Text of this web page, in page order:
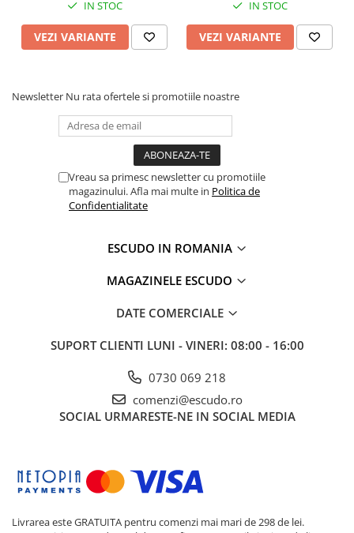
IN STOC
VEZI VARIANTE
IN STOC
VEZI VARIANTE
Newsletter Nu rata ofertele si promotiile noastre
Vreau sa primesc newsletter cu promotiile
magazinului. Afla mai multe in Politica de
Confidentialitate
ESCUDO IN ROMANIA
MAGAZINELE ESCUDO
DATE COMERCIALE
SUPORT CLIENTI LUNI - VINERI: 08:00 - 16:00
0730 069 218
comenzi@escudo.ro
SOCIAL URMARESTE-NE IN SOCIAL MEDIA
Livrarea este GRATUITA pentru comenzi mai mari de 298 de lei.